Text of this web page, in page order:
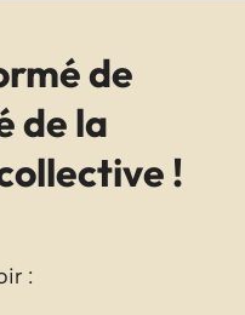
de
de la
!
: